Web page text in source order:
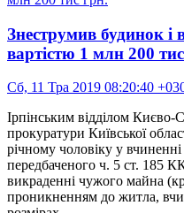
Знеструмив будинок і
вартістю 1 млн 200
Сб, 11 Тра 2019 08:20:40
Ірпінським відділом Києво-
прокуратури Київської
річному чоловіку у
передбаченого ч. 5 ст. 185
викраденні чужого майна
проникненням до житла,